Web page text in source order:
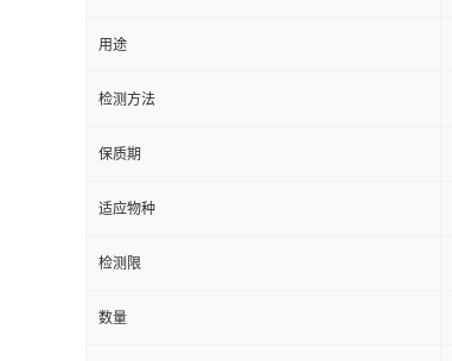
用途
检测方法
保质期
适应物种
检测限
数量